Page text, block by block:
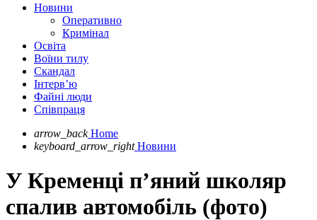
Новини
Оперативно
Кримінал
Освіта
Воїни тилу
Скандал
Інтерв’ю
Файні люди
Співпраця
arrow_back Home
keyboard_arrow_right Новини
У Кременці п’яний школяр
спалив автомобіль (фото)